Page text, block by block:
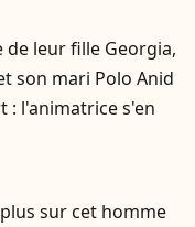
de leur fille Georgia,
son mari Polo Anid
: l'animatrice s'en
sur cet homme